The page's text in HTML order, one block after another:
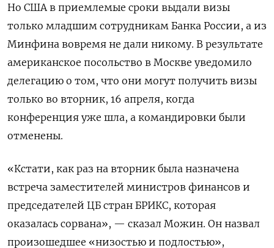
Но США в приемлемые сроки выдали визы
только младшим сотрудникам Банка России, а из
Минфина вовремя не дали никому. В результате
американское посольство в Москве уведомило
делегацию о том, что они могут получить визы
только во вторник, 16 апреля, когда
конференция уже шла, а командировки были
отменены.
«Кстати, как раз на вторник была назначена
встреча заместителей министров финансов и
председателей ЦБ стран БРИКС, которая
оказалась сорвана», — сказал Можин. Он назвал
произошедшее «низостью и подлостью»,